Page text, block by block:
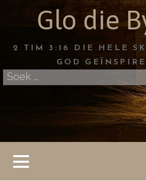
Glo die
2 TIM 3:16 DIE HELE
GOD
Soek
na: